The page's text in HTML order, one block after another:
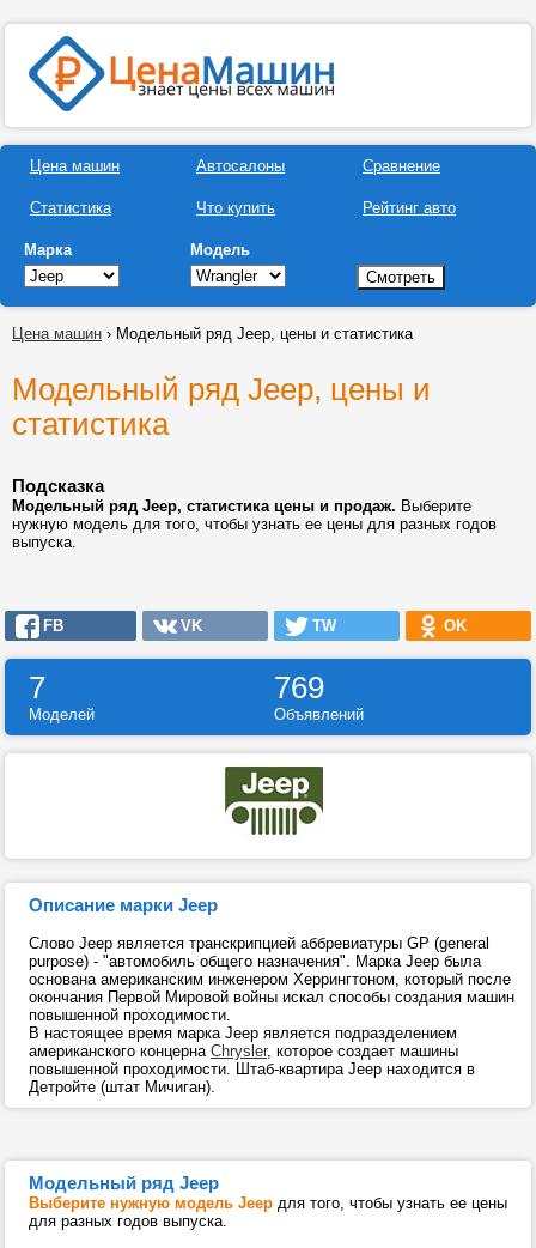
Цена машин
Статистика
Автосалоны
Что купить
Сравнение
Рейтинг авто
Марка Модель
Цена машин › Модельный ряд Jeep, цены и статистика
Модельный ряд Jeep, цены и
статистика
Подсказка
Модельный ряд Jeep, статистика цены и продаж. Выберите
нужную модель для того, чтобы узнать ее цены для разных годов
выпуска.
FB VK TW OK
7 769
Моделей Объявлений
Описание марки Jeep
Слово Jeep является транскрипцией аббревиатуры GP (general
purpose) - "автомобиль общего назначения". Марка Jeep была
основана американским инженером Херрингтоном, который после
окончания Первой Мировой войны искал способы создания машин
повышенной проходимости.
В настоящее время марка Jeep является подразделением
американского концерна Chrysler, которое создает машины
повышенной проходимости. Штаб-квартира Jeep находится в
Детройте (штат Мичиган).
Модельный ряд Jeep
Выберите нужную модель Jeep для того, чтобы узнать ее цены
для разных годов выпуска.